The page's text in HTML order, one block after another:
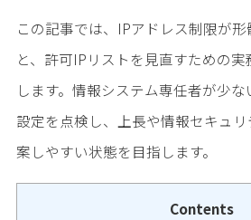
この記事では、IPアドレス制限が
と、許可IPリストを見直すための
します。情報システム専任者が少
設定を点検し、上長や情報セキュ
案しやすい状態を目指します。
Contents